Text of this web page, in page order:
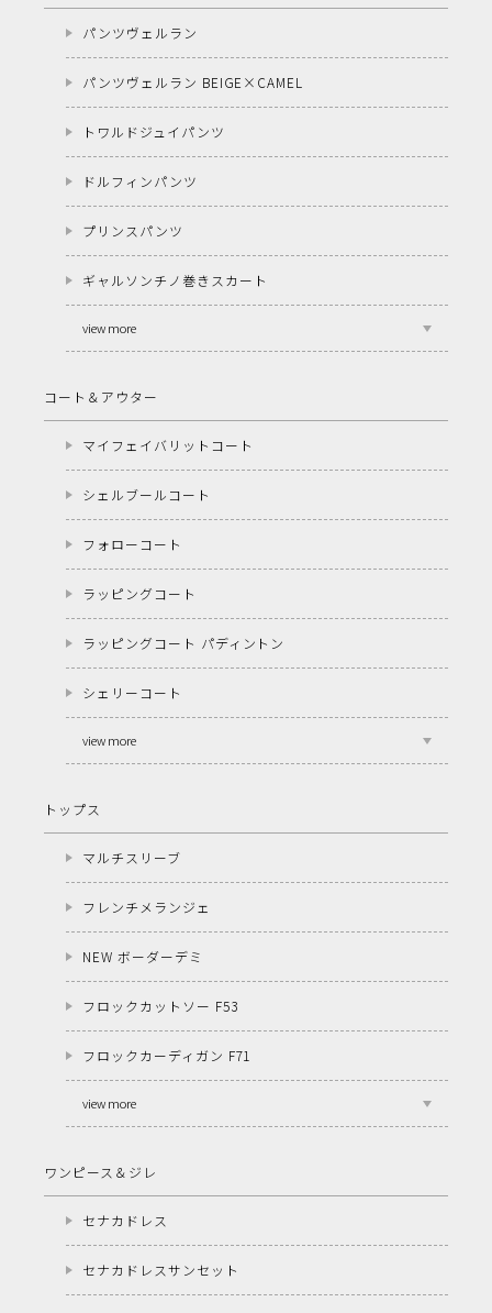
パンツヴェルラン
パンツヴェルラン BEIGE×CAMEL
トワルドジュイパンツ
ドルフィンパンツ
プリンスパンツ
ギャルソンチノ巻きスカート
view more
コート＆アウター
マイフェイバリットコート
シェルブールコート
フォローコート
ラッピングコート
ラッピングコート パディントン
シェリーコート
view more
トップス
マルチスリーブ
フレンチメランジェ
NEW ボーダーデミ
フロックカットソー F53
フロックカーディガン F71
view more
ワンピース＆ジレ
セナカドレス
セナカドレスサンセット